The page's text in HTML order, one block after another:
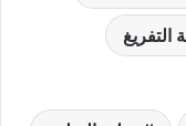
التفريغ